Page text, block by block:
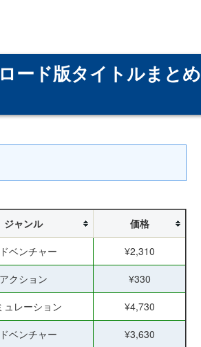
ード版タイトルまとめ
ジャンル
価格
ベンチャー
¥2,310
アクション
¥330
ュレーション
¥4,730
ベンチャー ¥3,630